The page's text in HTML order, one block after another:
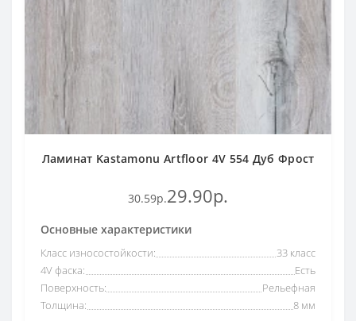
Ламинат Kastamonu Artfloor 4V 554 Дуб Фрост
30.59р.29.90р.
Основные характеристики
Класс износостойкости:
33 класс
4V фаска:
Есть
Поверхность:
Рельефная
Толщина:
8 мм